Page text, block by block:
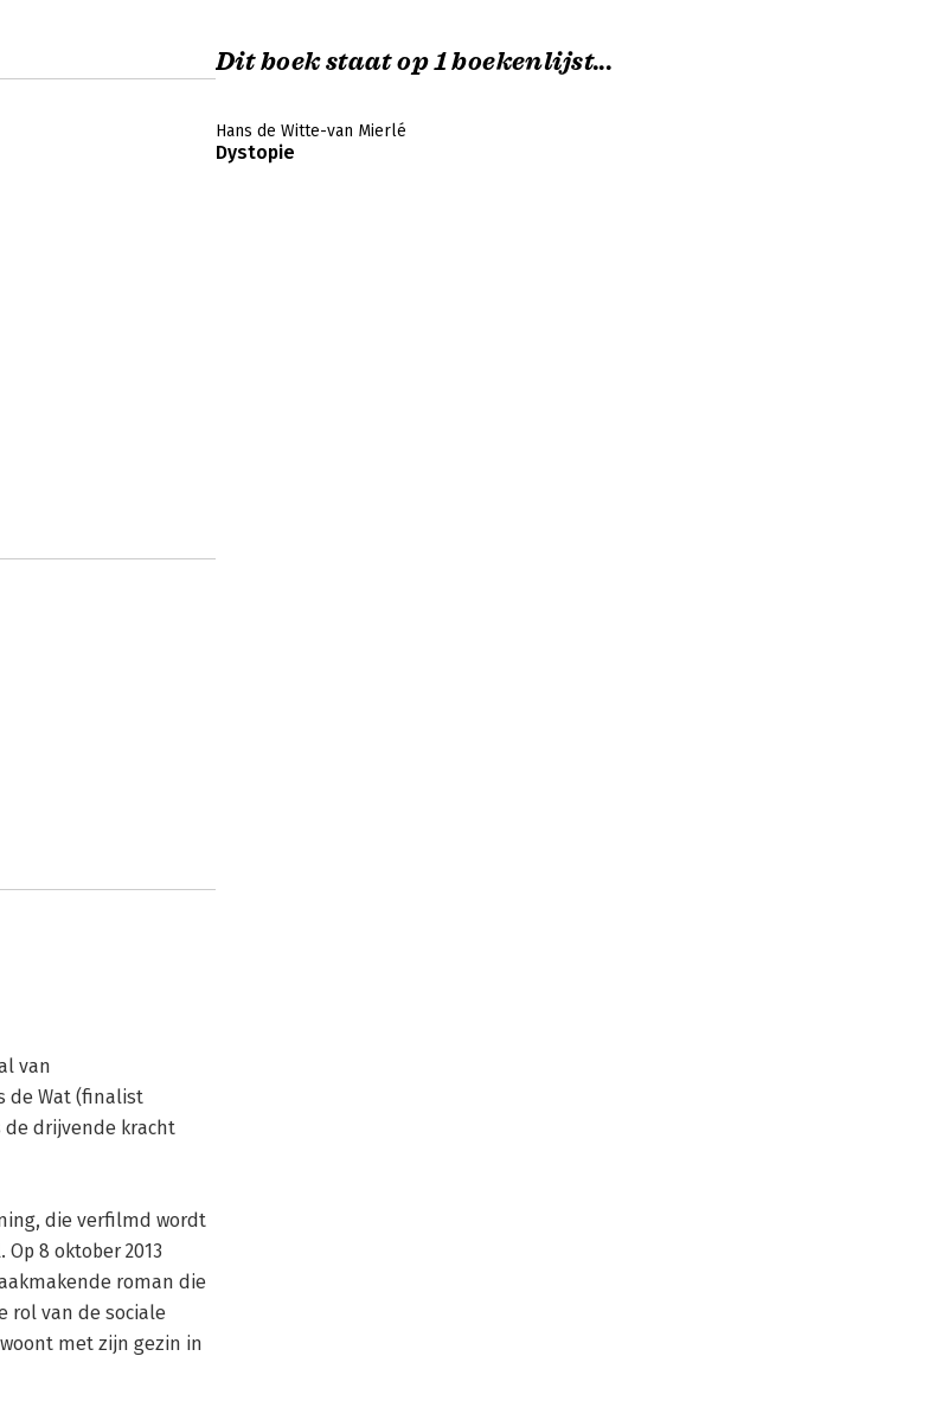
van
de Wat (finalist
de drijvende kracht
die verfilmd wordt
8 oktober 2013
roman die
rol van de sociale
met zijn gezin in
Dit boek staat op 1 boekenlijst...
Hans de Witte-van Mierlé
Dystopie